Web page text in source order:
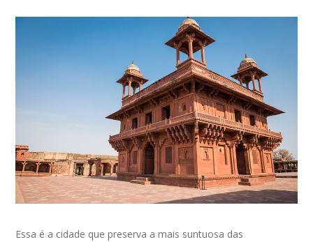
Essa é a cidade que preserva a mais suntuosa das